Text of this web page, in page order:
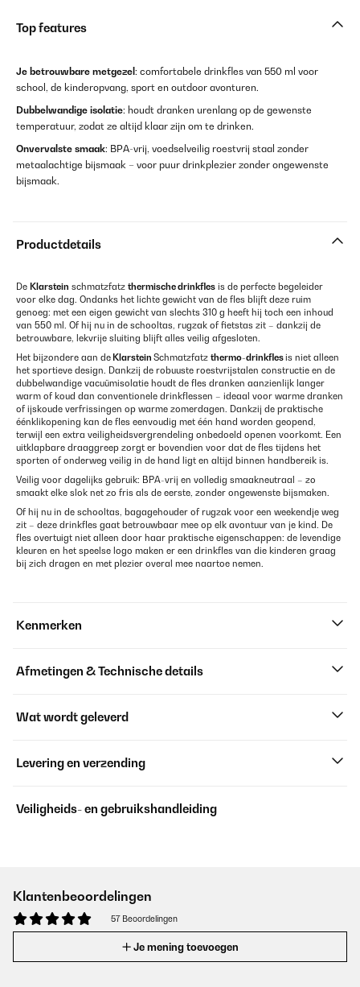
Top features
Je betrouwbare metgezel : comfortabele drinkfles van 550 ml voor
school, de kinderopvang, sport en outdoor avonturen.
Dubbelwandige isolatie: houdt dranken urenlang op de gewenste
temperatuur, zodat ze altijd klaar zijn om te drinken.
Onvervalste smaak: BPA-vrij, voedselveilig roestvrij staal zonder
metaalachtige bijsmaak – voor puur drinkplezier zonder ongewenste
bijsmaak.
Productdetails
De Klarstein schmatzfatz thermische drinkfles is de perfecte begeleider
voor elke dag. Ondanks het lichte gewicht van de fles blijft deze ruim
genoeg: met een eigen gewicht van slechts 310 g heeft hij toch een inhoud
van 550 ml. Of hij nu in de schooltas, rugzak of fietstas zit – dankzij de
betrouwbare, lekvrije sluiting blijft alles veilig afgesloten.
Het bijzondere aan de Klarstein Schmatzfatz thermo-drinkflesis niet alleen
het sportieve design. Dankzij de robuuste roestvrijstalen constructie en de
dubbelwandige vacuümisolatie houdt de fles dranken aanzienlijk langer
warm of koud dan conventionele drinkflessen – ideaal voor warme dranken
of ijskoude verfrissingen op warme zomerdagen. Dankzij de praktische
éénklikopening kan de fles eenvoudig met één hand worden geopend,
terwijl een extra veiligheidsvergrendeling onbedoeld openen voorkomt. Een
uitklapbare draaggreep zorgt er bovendien voor dat de fles tijdens het
sporten of onderweg veilig in de hand ligt en altijd binnen handbereik is.
Veilig voor dagelijks gebruik: BPA-vrij en volledig smaakneutraal – zo
smaakt elke slok net zo fris als de eerste, zonder ongewenste bijsmaken.
Of hij nu in de schooltas, bagagehouder of rugzak voor een weekendje weg
zit – deze drinkfles gaat betrouwbaar mee op elk avontuur van je kind. De
fles overtuigt niet alleen door haar praktische eigenschappen: de levendige
kleuren en het speelse logo maken er een drinkfles van die kinderen graag
bij zich dragen en met plezier overal mee naartoe nemen.
Kenmerken
Afmetingen & Technische details
Wat wordt geleverd
Levering en verzending
Veiligheids- en gebruikshandleiding
Klantenbeoordelingen
57 Beoordelingen
Je mening toevoegen